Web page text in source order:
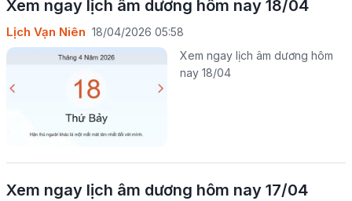
Xem ngay lịch âm dương hôm nay 18/04
Lịch Vạn Niên 18/04/2026 05:58
Xem ngay lịch âm dương hôm
nay 18/04
Xem ngay lịch âm dương hôm nay 17/04